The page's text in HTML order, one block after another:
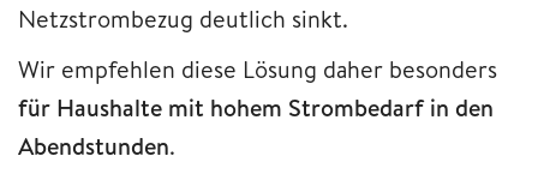
Netzstrombezug deutlich sinkt.
Wir empfehlen diese Lösung daher besonders
für Haushalte mit hohem Strombedarf in den
Abendstunden.